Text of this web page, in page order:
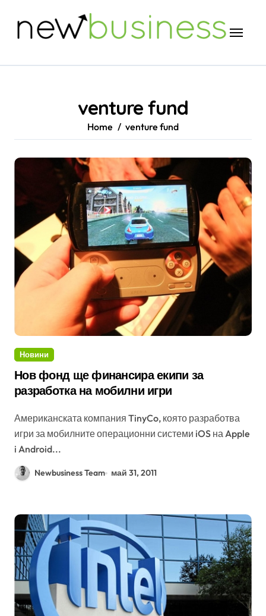
venture fund
Home venture fund
Новини
Нов фонд ще финансира екипи за
разработка на мобилни игри
Американската компания TinyCo, която разработва
игри за мобилните операционни системи iOS на Apple
i Android...
Newbusiness Team май 31, 2011